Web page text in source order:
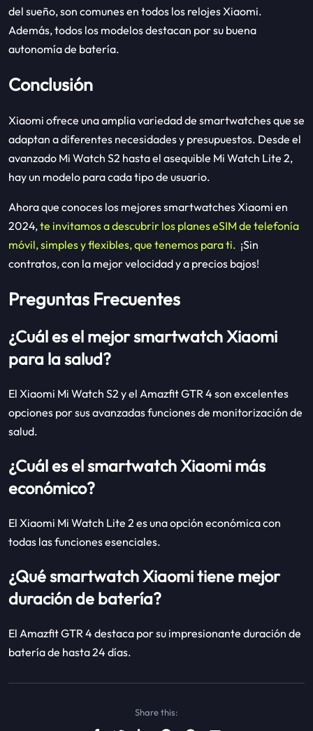
del sueño, son comunes en todos los relojes Xiaomi.
Además, todos los modelos destacan por su buena
autonomía de batería.
Conclusión
Xiaomi ofrece una amplia variedad de smartwatches que se
adaptan a diferentes necesidades y presupuestos. Desde el
avanzado Mi Watch S2 hasta el asequible Mi Watch Lite 2,
hay un modelo para cada tipo de usuario.
Ahora que conoces los mejores smartwatches Xiaomi en
2024,te invitamos a descubrir los planes eSIM de telefonía
móvil, simples y flexibles, que tenemos para ti. ¡Sin
contratos, con la mejor velocidad y a precios bajos!
Preguntas Frecuentes
¿Cuál es el mejor smartwatch Xiaomi
para la salud?
El Xiaomi Mi Watch S2 y el Amazfit GTR 4 son excelentes
opciones por sus avanzadas funciones de monitorización de
salud.
¿Cuál es el smartwatch Xiaomi más
económico?
El Xiaomi Mi Watch Lite 2 es una opción económica con
todas las funciones esenciales.
¿Qué smartwatch Xiaomi tiene mejor
duración de batería?
El Amazfit GTR 4 destaca por su impresionante duración de
batería de hasta 24 días.
Share this: